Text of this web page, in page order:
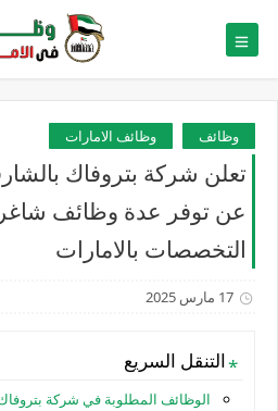
وظائف وظائف الامارات
تعلن شركة بتروفاك
عن توفر عدة وظائف
التخصصات بالامارات
17 مارس 2025
التنقل السريع
الوظائف المطلوبة في شركة بتروفاك